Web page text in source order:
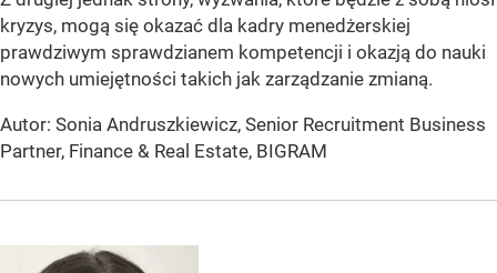
kryzys, mogą się okazać dla kadry menedżerskiej
prawdziwym sprawdzianem kompetencji i okazją do nauki
nowych umiejętności takich jak zarządzanie zmianą.
Autor: Sonia Andruszkiewicz, Senior Recruitment Business
Partner, Finance & Real Estate, BIGRAM